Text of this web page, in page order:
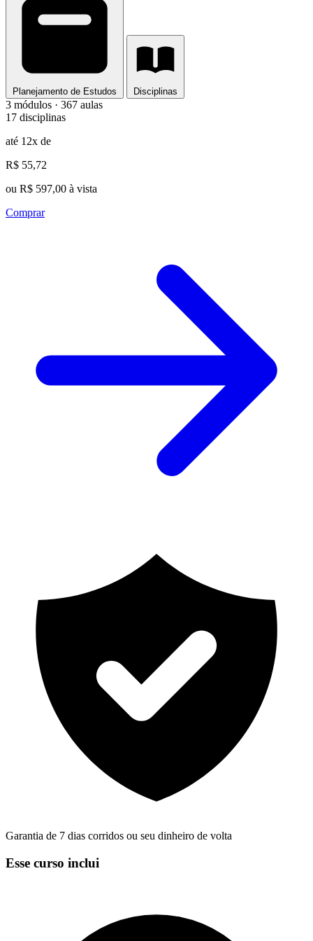
Planejamento de Estudos Disciplinas
3 módulos · 367 aulas
17 disciplinas
até 12x de
R$ 55,72
ou R$ 597,00 à vista
Comprar
Garantia de 7 dias corridos ou seu dinheiro de volta
Esse curso inclui